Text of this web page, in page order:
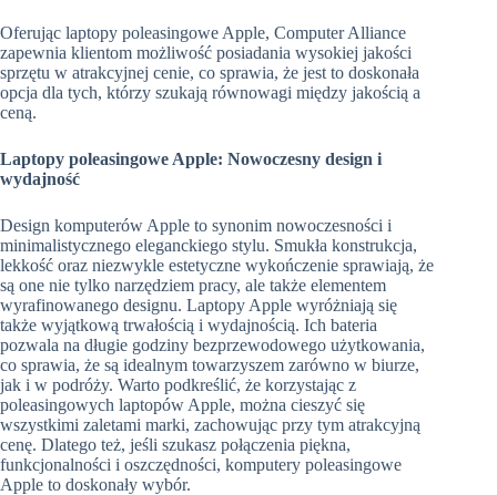
Oferując laptopy poleasingowe Apple, Computer Alliance
zapewnia klientom możliwość posiadania wysokiej jakości
sprzętu w atrakcyjnej cenie, co sprawia, że jest to doskonała
opcja dla tych, którzy szukają równowagi między jakością a
ceną.
Laptopy poleasingowe Apple: Nowoczesny design i
wydajność
Design komputerów Apple to synonim nowoczesności i
minimalistycznego eleganckiego stylu. Smukła konstrukcja,
lekkość oraz niezwykle estetyczne wykończenie sprawiają, że
są one nie tylko narzędziem pracy, ale także elementem
wyrafinowanego designu. Laptopy Apple wyróżniają się
także wyjątkową trwałością i wydajnością. Ich bateria
pozwala na długie godziny bezprzewodowego użytkowania,
co sprawia, że są idealnym towarzyszem zarówno w biurze,
jak i w podróży. Warto podkreślić, że korzystając z
poleasingowych laptopów Apple, można cieszyć się
wszystkimi zaletami marki, zachowując przy tym atrakcyjną
cenę. Dlatego też, jeśli szukasz połączenia piękna,
funkcjonalności i oszczędności, komputery poleasingowe
Apple to doskonały wybór.